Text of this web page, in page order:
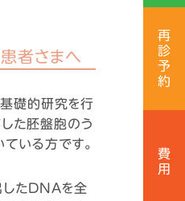
者さまへ
礎的研究を行
た胚盤胞のう
いる方です。
したDNAを全
再
診
予
約
費
用